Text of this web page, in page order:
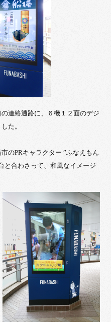
連絡通路に、６機１２面のデジ
た。
のPRキャラクター ”ふなえもん
と合わさって、和風なイメージ